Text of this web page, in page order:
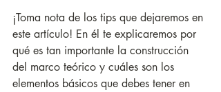
¡Toma nota de los tips que dejaremos en
este artículo! En él te explicaremos por
qué es tan importante la construcción
del marco teórico y cuáles son los
elementos básicos que debes tener en